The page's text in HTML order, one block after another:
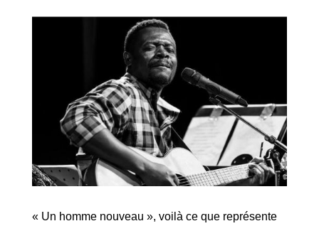
« Un homme nouveau », voilà ce que représente